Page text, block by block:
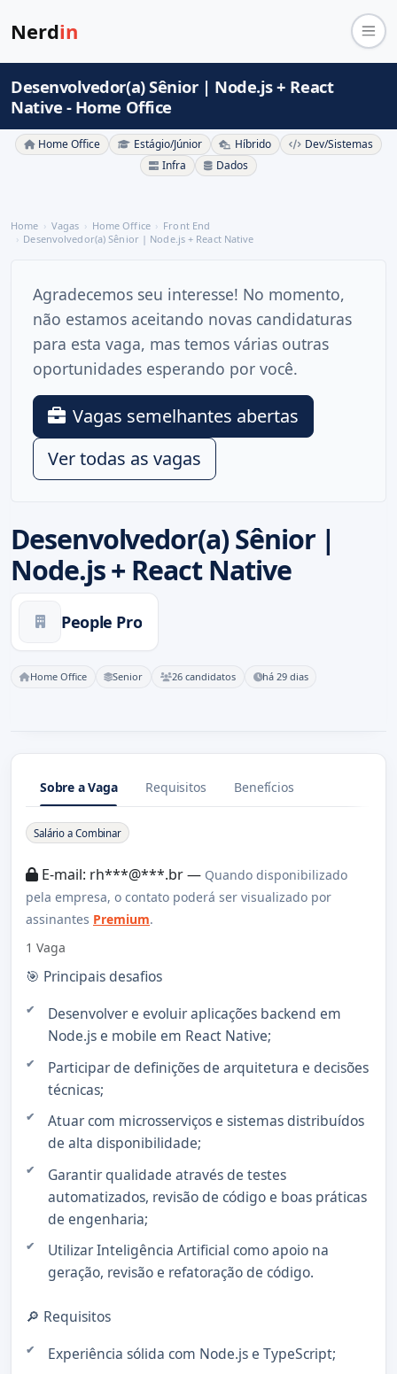
Nerdin
Desenvolvedor(a) Sênior | Node.js + React
Native - Home Office
Home Office Estágio/Júnior Híbrido
Dev/Sistemas
Infra
Dados
Home Vagas Home Office
Front End
Desenvolvedor(a) Sênior | Node.js + React Native
Desenvolvedor(a) Sênior |
Node.js + React Native
People Pro
Home Office Senior 26 candidatos há 29 dias
Agradecemos seu interesse! No momento,
não estamos aceitando novas candidaturas
para esta vaga, mas temos várias outras
oportunidades esperando por você.
Vagas semelhantes abertas
Ver todas as vagas
Sobre a Vaga Requisitos Benefícios
Sobre a Vaga
Salário a Combinar
E-mail: rh***@***.br — Quando disponibilizado
pela empresa, o contato poderá ser visualizado por
assinantes Premium.
1 Vaga
🎯 Principais desafios
Desenvolver e evoluir aplicações backend em
Node.js e mobile em React Native;
Participar de definições de arquitetura e decisões
técnicas;
Atuar com microsserviços e sistemas distribuídos
de alta disponibilidade;
Garantir qualidade através de testes
automatizados, revisão de código e boas práticas
de engenharia;
Utilizar Inteligência Artificial como apoio na
geração, revisão e refatoração de código.
🔎 Requisitos
Experiência sólida com Node.js e TypeScript;